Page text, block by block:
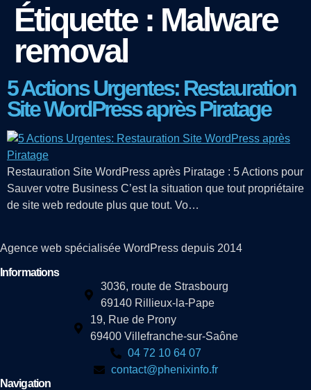
Étiquette : Malware
removal
5 Actions Urgentes: Restauration
Site WordPress après Piratage
Restauration Site WordPress après Piratage : 5 Actions pour
Sauver votre Business C’est la situation que tout propriétaire
de site web redoute plus que tout. Vo…
Agence web spécialisée WordPress depuis 2014
Informations
3036, route de Strasbourg
69140 Rillieux-la-Pape
19, Rue de Prony
69400 Villefranche-sur-Saône
04 72 10 64 07
contact@phenixinfo.fr
Navigation